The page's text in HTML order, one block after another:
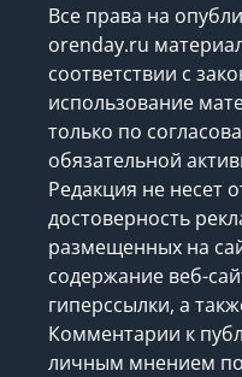
Все права на
orenday.ru
соответствии с
использование
только по
обязательной
Редакция не несет
достоверность
размещенных на
содержание веб-
гиперссылки, а
Комментарии к
личным мнением